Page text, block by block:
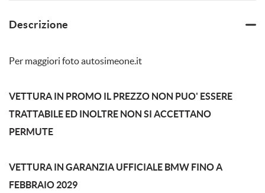
Descrizione
Per maggiori foto autosimeone.it
VETTURA IN PROMO IL PREZZO NON PUO' ESSERE
TRATTABILE ED INOLTRE NON SI ACCETTANO
PERMUTE
VETTURA IN GARANZIA UFFICIALE BMW FINO A
FEBBRAIO 2029
le
in
Cookie necessari